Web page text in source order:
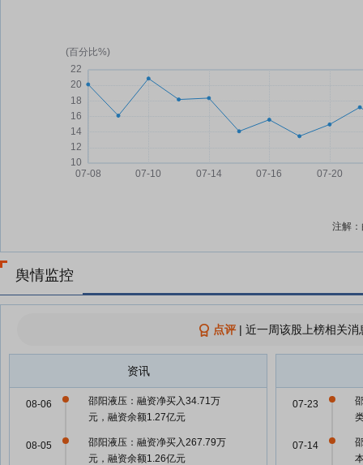
注解
舆情监控
点评| 近一周该股上榜相关
资讯
邵阳液压：融资净买入34.71万
元，融资余额1.27亿元
08-06
邵阳液压：融资净买入267.79万
元，融资余额1.26亿元
08-05
07-23
07-14